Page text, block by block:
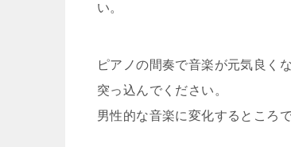
い。
ピアノの間奏で音楽が元気良く
突っ込んでください。
男性的な音楽に変化するところで